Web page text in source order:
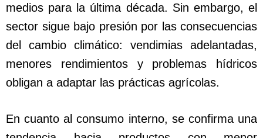
medios para la última década. Sin embargo, el
sector sigue bajo presión por las consecuencias
del cambio climático: vendimias adelantadas,
menores rendimientos y problemas hídricos
obligan a adaptar las prácticas agrícolas.
En cuanto al consumo interno, se confirma una